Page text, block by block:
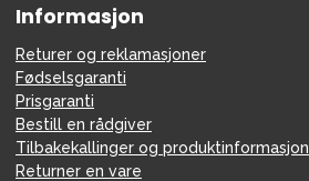
Informasjon
Returer og reklamasjoner
Fødselsgaranti
Prisgaranti
Bestill en rådgiver
Tilbakekallinger og produktinformasjon
Returner en vare